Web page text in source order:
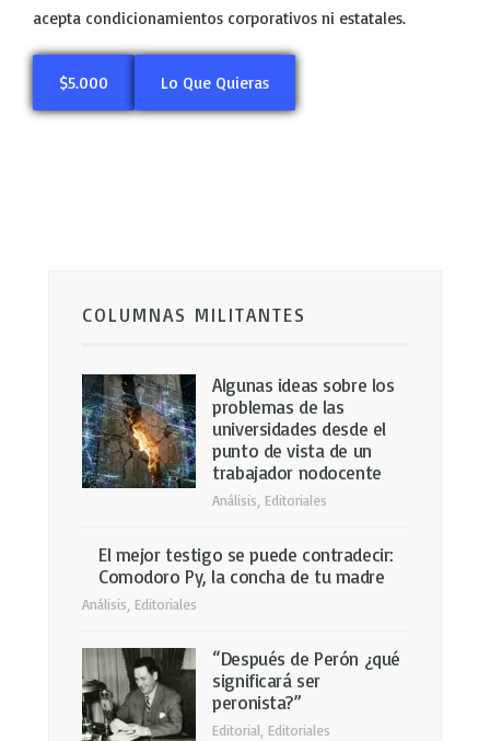
acepta condicionamientos corporativos ni estatales.
$5.000 Lo Que Quieras
COLUMNAS MILITANTES
Algunas ideas sobre los
problemas de las
universidades desde el
punto de vista de un
trabajador nodocente
Análisis Editoriales
El mejor testigo se puede contradecir:
Comodoro Py, la concha de tu madre
Análisis Editoriales
“Después de Perón ¿qué
significará ser
peronista?”
Editorial Editoriales